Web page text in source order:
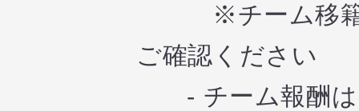
※チーム移籍を
ご確認ください
- チーム報酬は